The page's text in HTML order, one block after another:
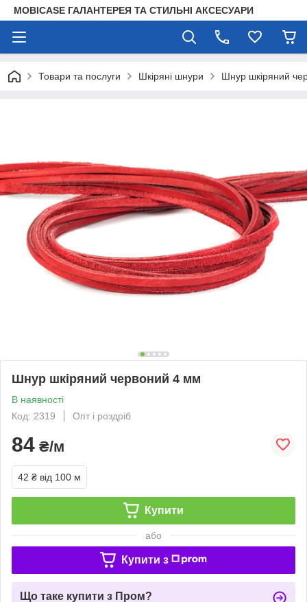
MOBICASE ГАЛАНТЕРЕЯ ТА СТИЛЬНІ АКСЕСУАРИ
Товари та послуги Шкіряні шнури Шнур шкіряний
Шнур шкіряний червоний 4 мм
В наявності
Код: 2319
Опт і роздріб
84 ₴/м
42 ₴ від 100 м
Купити
або
Купити з
Що таке купити з Пром?